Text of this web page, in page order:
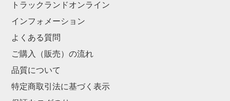
トラックランドオンライン
インフォメーション
よくある質問
ご購入（販売）の流れ
品質について
特定商取引法に基づく表示